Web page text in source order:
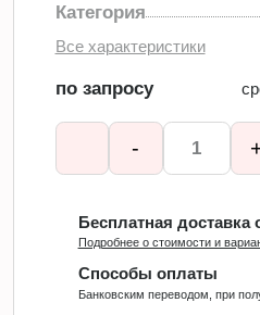
Категория
Все характеристики
по запросу
-
Бесплатная доставка
Подробнее о стоимости и
Способы оплаты
Банковским переводом, при